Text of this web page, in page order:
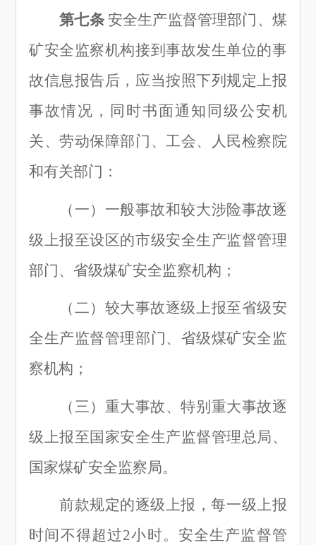
第七条 安全生产监督管理部门、煤
矿安全监察机构接到事故发生单位的事
故信息报告后，应当按照下列规定上报
事故情况，同时书面通知同级公安机
关、劳动保障部门、工会、人民检察院
和有关部门：
（一） 一般事故和较大涉险事故逐
级上报至设区的市级安全生产监督管理
部门、省级煤矿安全监察机构；
（二） 较大事故逐级上报至省级安
全生产监督管理部门、省级煤矿安全监
察机构；
（三 ） 重大事故、特别重大事故逐
级上报至国家安全生产监督管理总局、
国家煤矿安全监察局。
前款规定的逐级上报，每一级上报
时间不得超过2小时。安全生产监督管